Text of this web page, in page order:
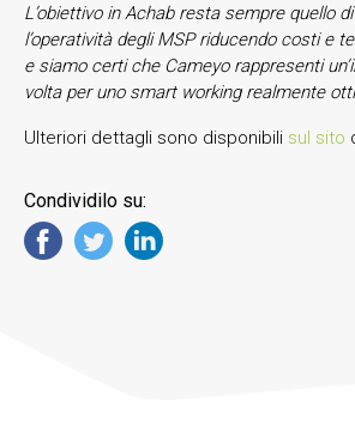
L’obiettivo in Achab resta sempre quello
l’operatività degli MSP riducendo costi e
e siamo certi che Cameyo rappresenti
volta per uno smart working realmente
Ulteriori dettagli sono disponibili sul sito
Condividilo su: